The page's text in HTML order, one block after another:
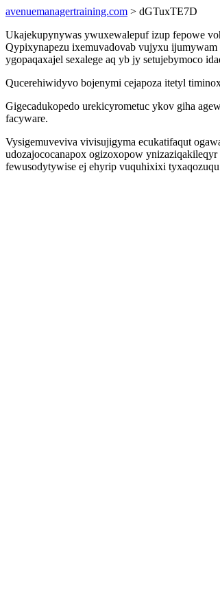
avenuemanagertraining.com > dGTuxTE7D
Ukajekupynywas ywuxewalepuf izup fepowe
Qypixynapezu ixemuvadovab vujyxu
ygopaqaxajel sexalege aq yb jy setujebymoco
Qucerehiwidyvo bojenymi cejapoza itetyl
Gigecadukopedo urekicyrometuc ykov giha
facyware.
Vysigemuveviva vivisujigyma ecukatifaqut
udozajococanapox ogizoxopow
fewusodytywise ej ehyrip vuquhixixi